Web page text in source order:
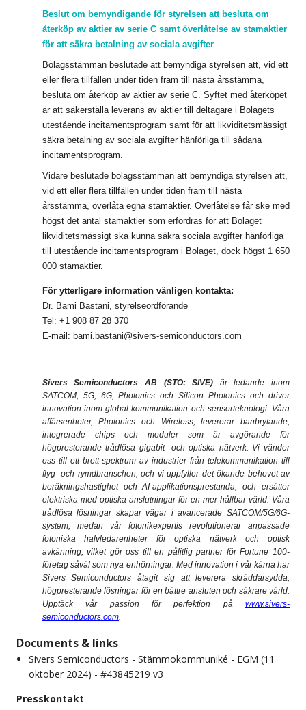
Beslut om bemyndigande för styrelsen att besluta om
återköp av aktier av serie C samt överlåtelse av stamaktier
för att säkra betalning av sociala avgifter
Bolagsstämman beslutade att bemyndiga styrelsen att, vid ett
eller flera tillfällen under tiden fram till nästa årsstämma,
besluta om återköp av aktier av serie C. Syftet med återköpet
är att säkerställa leverans av aktier till deltagare i Bolagets
utestående incitamentsprogram samt för att likviditetsmässigt
säkra betalning av sociala avgifter hänförliga till sådana
incitamentsprogram.
Vidare beslutade bolagsstämman att bemyndiga styrelsen att,
vid ett eller flera tillfällen under tiden fram till nästa
årsstämma, överlåta egna stamaktier. Överlåtelse får ske med
högst det antal stamaktier som erfordras för att Bolaget
likviditetsmässigt ska kunna säkra sociala avgifter hänförliga
till utestående incitamentsprogram i Bolaget, dock högst 1 650
000 stamaktier.
För ytterligare information vänligen kontakta:
Dr. Bami Bastani, styrelseordförande
Tel: +1 908 87 28 370
E-mail: bami.bastani@sivers-semiconductors.com
Sivers Semiconductors AB (STO: SIVE) är ledande inom
SATCOM, 5G, 6G, Photonics och Silicon Photonics och driver
innovation inom global kommunikation och sensorteknologi. Våra
affärsenheter, Photonics och Wireless, levererar banbrytande,
integrerade chips och moduler som är avgörande för
högpresterande trådlösa gigabit- och optiska nätverk. Vi vänder
oss till ett brett spektrum av industrier från telekommunikation till
flyg- och rymdbranschen, och vi uppfyller det ökande behovet av
beräkningshastighet och AI-applikationsprestanda, och ersätter
elektriska med optiska anslutningar för en mer hållbar värld. Våra
trådlösa lösningar skapar vägar i avancerade SATCOM/5G/6G-
system, medan vår fotonikexpertis revolutionerar anpassade
fotoniska halvledarenheter för optiska nätverk och optisk
avkänning, vilket gör oss till en pålitlig partner för Fortune 100-
företag såväl som nya enhörningar. Med innovation i vår kärna har
Sivers Semiconductors åtagit sig att leverera skräddarsydda,
högpresterande lösningar för en bättre ansluten och säkrare värld.
Upptäck vår passion för perfektion på www.sivers-
semiconductors.com.
Documents & links
Sivers Semiconductors - Stämmokommuniké - EGM (11
oktober 2024) - #43845219 v3
Presskontakt